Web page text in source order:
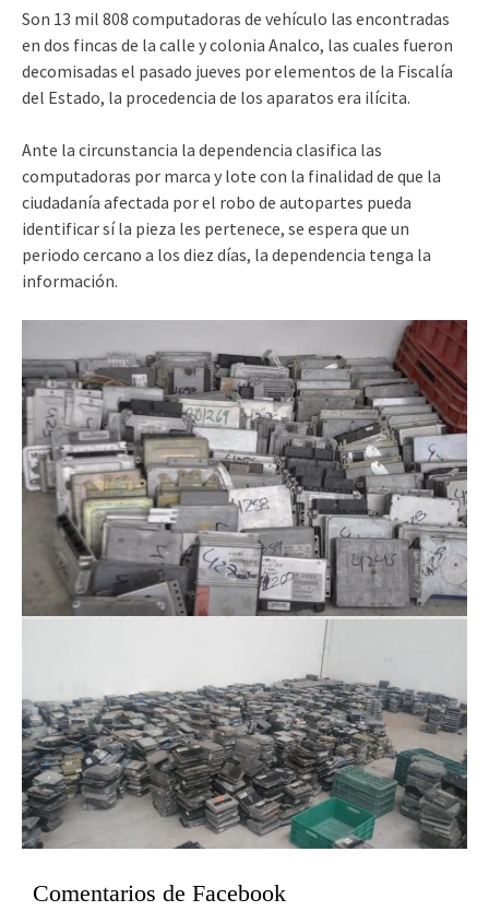
Son 13 mil 808 computadoras de vehículo las encontradas
en dos fincas de la calle y colonia Analco, las cuales fueron
decomisadas el pasado jueves por elementos de la Fiscalía
del Estado, la procedencia de los aparatos era ilícita.
Ante la circunstancia la dependencia clasifica las
computadoras por marca y lote con la finalidad de que la
ciudadanía afectada por el robo de autopartes pueda
identificar sí la pieza les pertenece, se espera que un
periodo cercano a los diez días, la dependencia tenga la
información.
Comentarios de Facebook